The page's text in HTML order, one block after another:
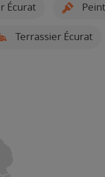
Écurat
Terrassier Écurat